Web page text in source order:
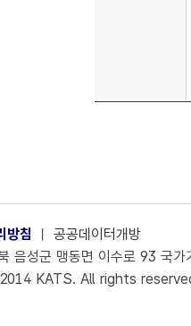
방침 ㅣ 공공데이터개방
음성군 맹동면 이수로 93 국
KATS. All rights